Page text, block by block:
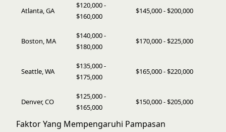
Atlanta, GA
$120,000 -
$160,000
$145,000 - $200,000
Boston, MA
$140,000 -
$180,000
$170,000 - $225,000
Seattle, WA
$135,000 -
$175,000
$165,000 - $220,000
Denver, CO
$125,000 -
$165,000
$150,000 - $205,000
Faktor Yang Mempengaruhi Pampasan